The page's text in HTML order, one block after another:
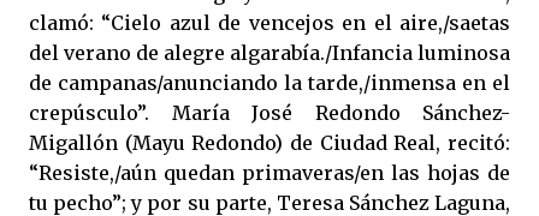
clamó: “Cielo azul de vencejos en el aire,/saetas
del verano de alegre algarabía./Infancia luminosa
de campanas/anunciando la tarde,/inmensa en el
crepúsculo”. María José Redondo Sánchez-
Migallón (Mayu Redondo) de Ciudad Real, recitó:
“Resiste,/aún quedan primaveras/en las hojas de
tu pecho”; y por su parte, Teresa Sánchez Laguna,